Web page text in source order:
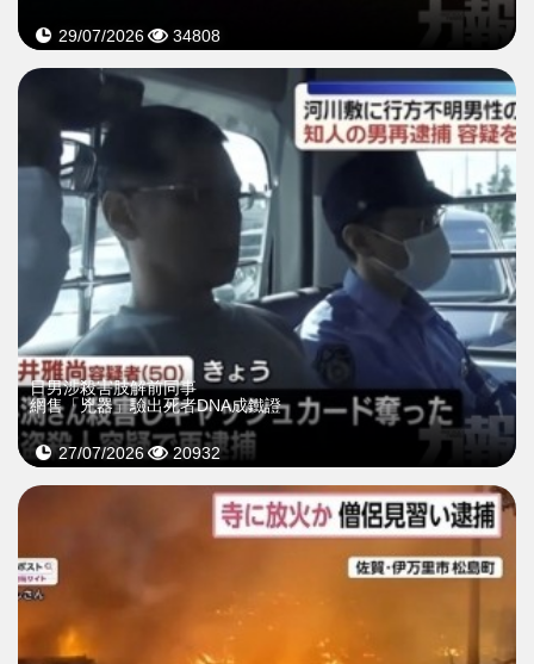
29/07/2026 34808
日男涉殺害肢解前同事
網售「兇器」驗出死者DNA成鐵證
27/07/2026 20932